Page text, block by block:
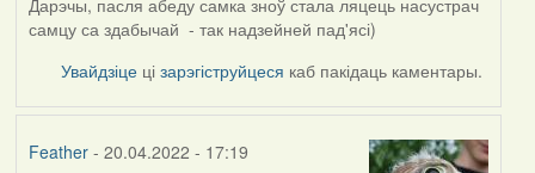
самцу са здабычай - так надзейней пад'ясі)
Увайдзіце цізарэгіструйцеся каб пакідаць каментары.
Feather- 20.04.2022 - 17:19